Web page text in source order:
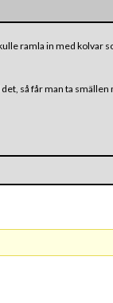
ramla in med kolvar
så får man ta smällen